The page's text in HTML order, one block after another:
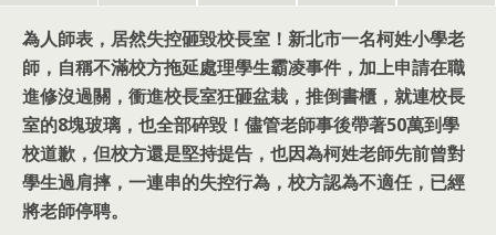
為人師表，居然失控砸毀校長室！新北市一名柯姓小學老
師，自稱不滿校方拖延處理學生霸凌事件，加上申請在職
進修沒過關，衝進校長室狂砸盆栽，推倒書櫃，就連校長
室的8塊玻璃，也全部碎毀！儘管老師事後帶著50萬到學
校道歉，但校方還是堅持提告，也因為柯姓老師先前曾對
學生過肩摔，一連串的失控行為，校方認為不適任，已經
將老師停聘。